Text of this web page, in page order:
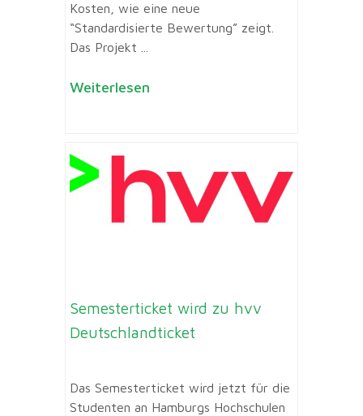
Kosten, wie eine neue
“Standardisierte Bewertung” zeigt.
Das Projekt ...
Weiterlesen
Semesterticket wird zu hvv
Deutschlandticket
Das Semesterticket wird jetzt für die
Studenten an Hamburgs Hochschulen